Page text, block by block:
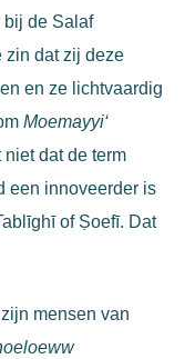
bij de Salaf
zin dat zij deze
en ze lichtvaardig
Moemayyi‘
dat de term
een innoveerder is
of Ṣoefī. Dat
mensen van